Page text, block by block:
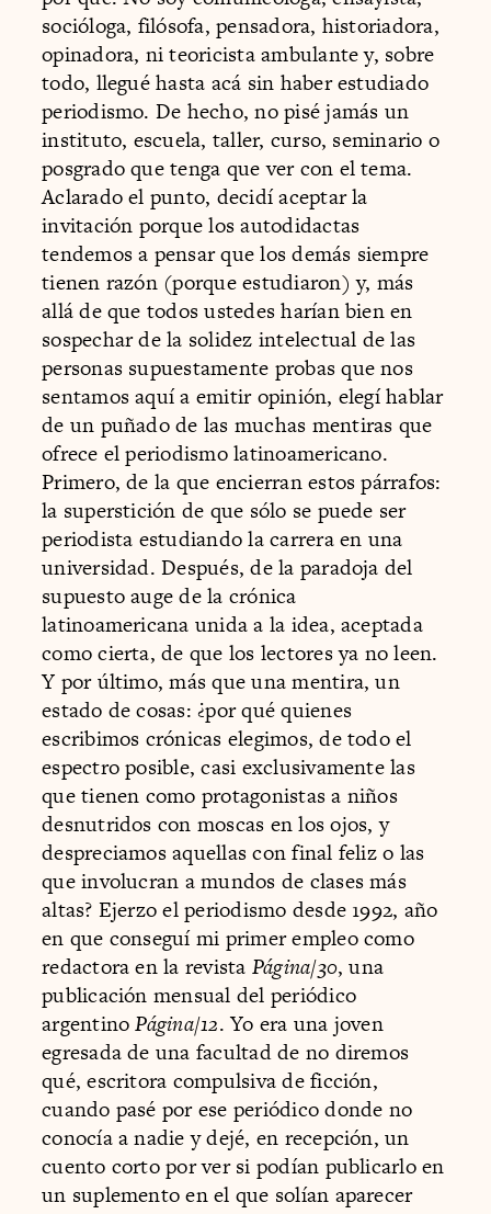
socióloga, filósofa, pensadora, historiadora,
opinadora, ni teoricista ambulante y, sobre
todo, llegué hasta acá sin haber estudiado
periodismo. De hecho, no pisé jamás un
instituto, escuela, taller, curso, seminario o
posgrado que tenga que ver con el tema.
Aclarado el punto, decidí aceptar la
invitación porque los autodidactas
tendemos a pensar que los demás siempre
tienen razón (porque estudiaron) y, más
allá de que todos ustedes harían bien en
sospechar de la solidez intelectual de las
personas supuestamente probas que nos
sentamos aquí a emitir opinión, elegí hablar
de un puñado de las muchas mentiras que
ofrece el periodismo latinoamericano.
Primero, de la que encierran estos párrafos:
la superstición de que sólo se puede ser
periodista estudiando la carrera en una
universidad. Después, de la paradoja del
supuesto auge de la crónica
latinoamericana unida a la idea, aceptada
como cierta, de que los lectores ya no leen.
Y por último, más que una mentira, un
estado de cosas: ¿por qué quienes
escribimos crónicas elegimos, de todo el
espectro posible, casi exclusivamente las
que tienen como protagonistas a niños
desnutridos con moscas en los ojos, y
despreciamos aquellas con final feliz o las
que involucran a mundos de clases más
altas? Ejerzo el periodismo desde 1992, año
en que conseguí mi primer empleo como
redactora en la revista Página/30, una
publicación mensual del periódico
argentinoPágina/12. Yo era una joven
egresada de una facultad de no diremos
qué, escritora compulsiva de ficción,
cuando pasé por ese periódico donde no
conocía a nadie y dejé, en recepción, un
cuento corto por ver si podían publicarlo en
un suplemento en el que solían aparecer